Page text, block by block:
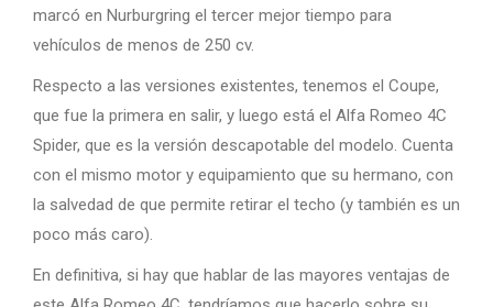
marcó en Nurburgring el tercer mejor tiempo para
vehículos de menos de 250 cv.
Respecto a las versiones existentes, tenemos el Coupe,
que fue la primera en salir, y luego está el Alfa Romeo 4C
Spider, que es la versión descapotable del modelo. Cuenta
con el mismo motor y equipamiento que su hermano, con
la salvedad de que permite retirar el techo (y también es un
poco más caro).
En definitiva, si hay que hablar de las mayores ventajas de